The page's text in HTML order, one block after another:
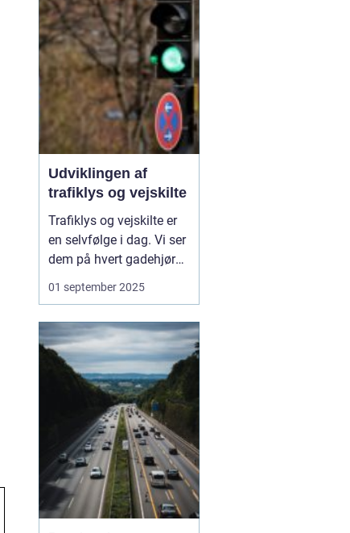
brændstof optimalt,
minimere tomkørsel og
sikre,...
Udviklingen af
trafiklys og vejskilte
Trafiklys og vejskilte er
en selvfølge i dag. Vi ser
dem på hvert gadehjørne
og hver landevej, og de
styrer vores adfærd i
tænker over det. Men
bag disse enkle
symboler ligger en
fascinerende ud...
01 september 2025